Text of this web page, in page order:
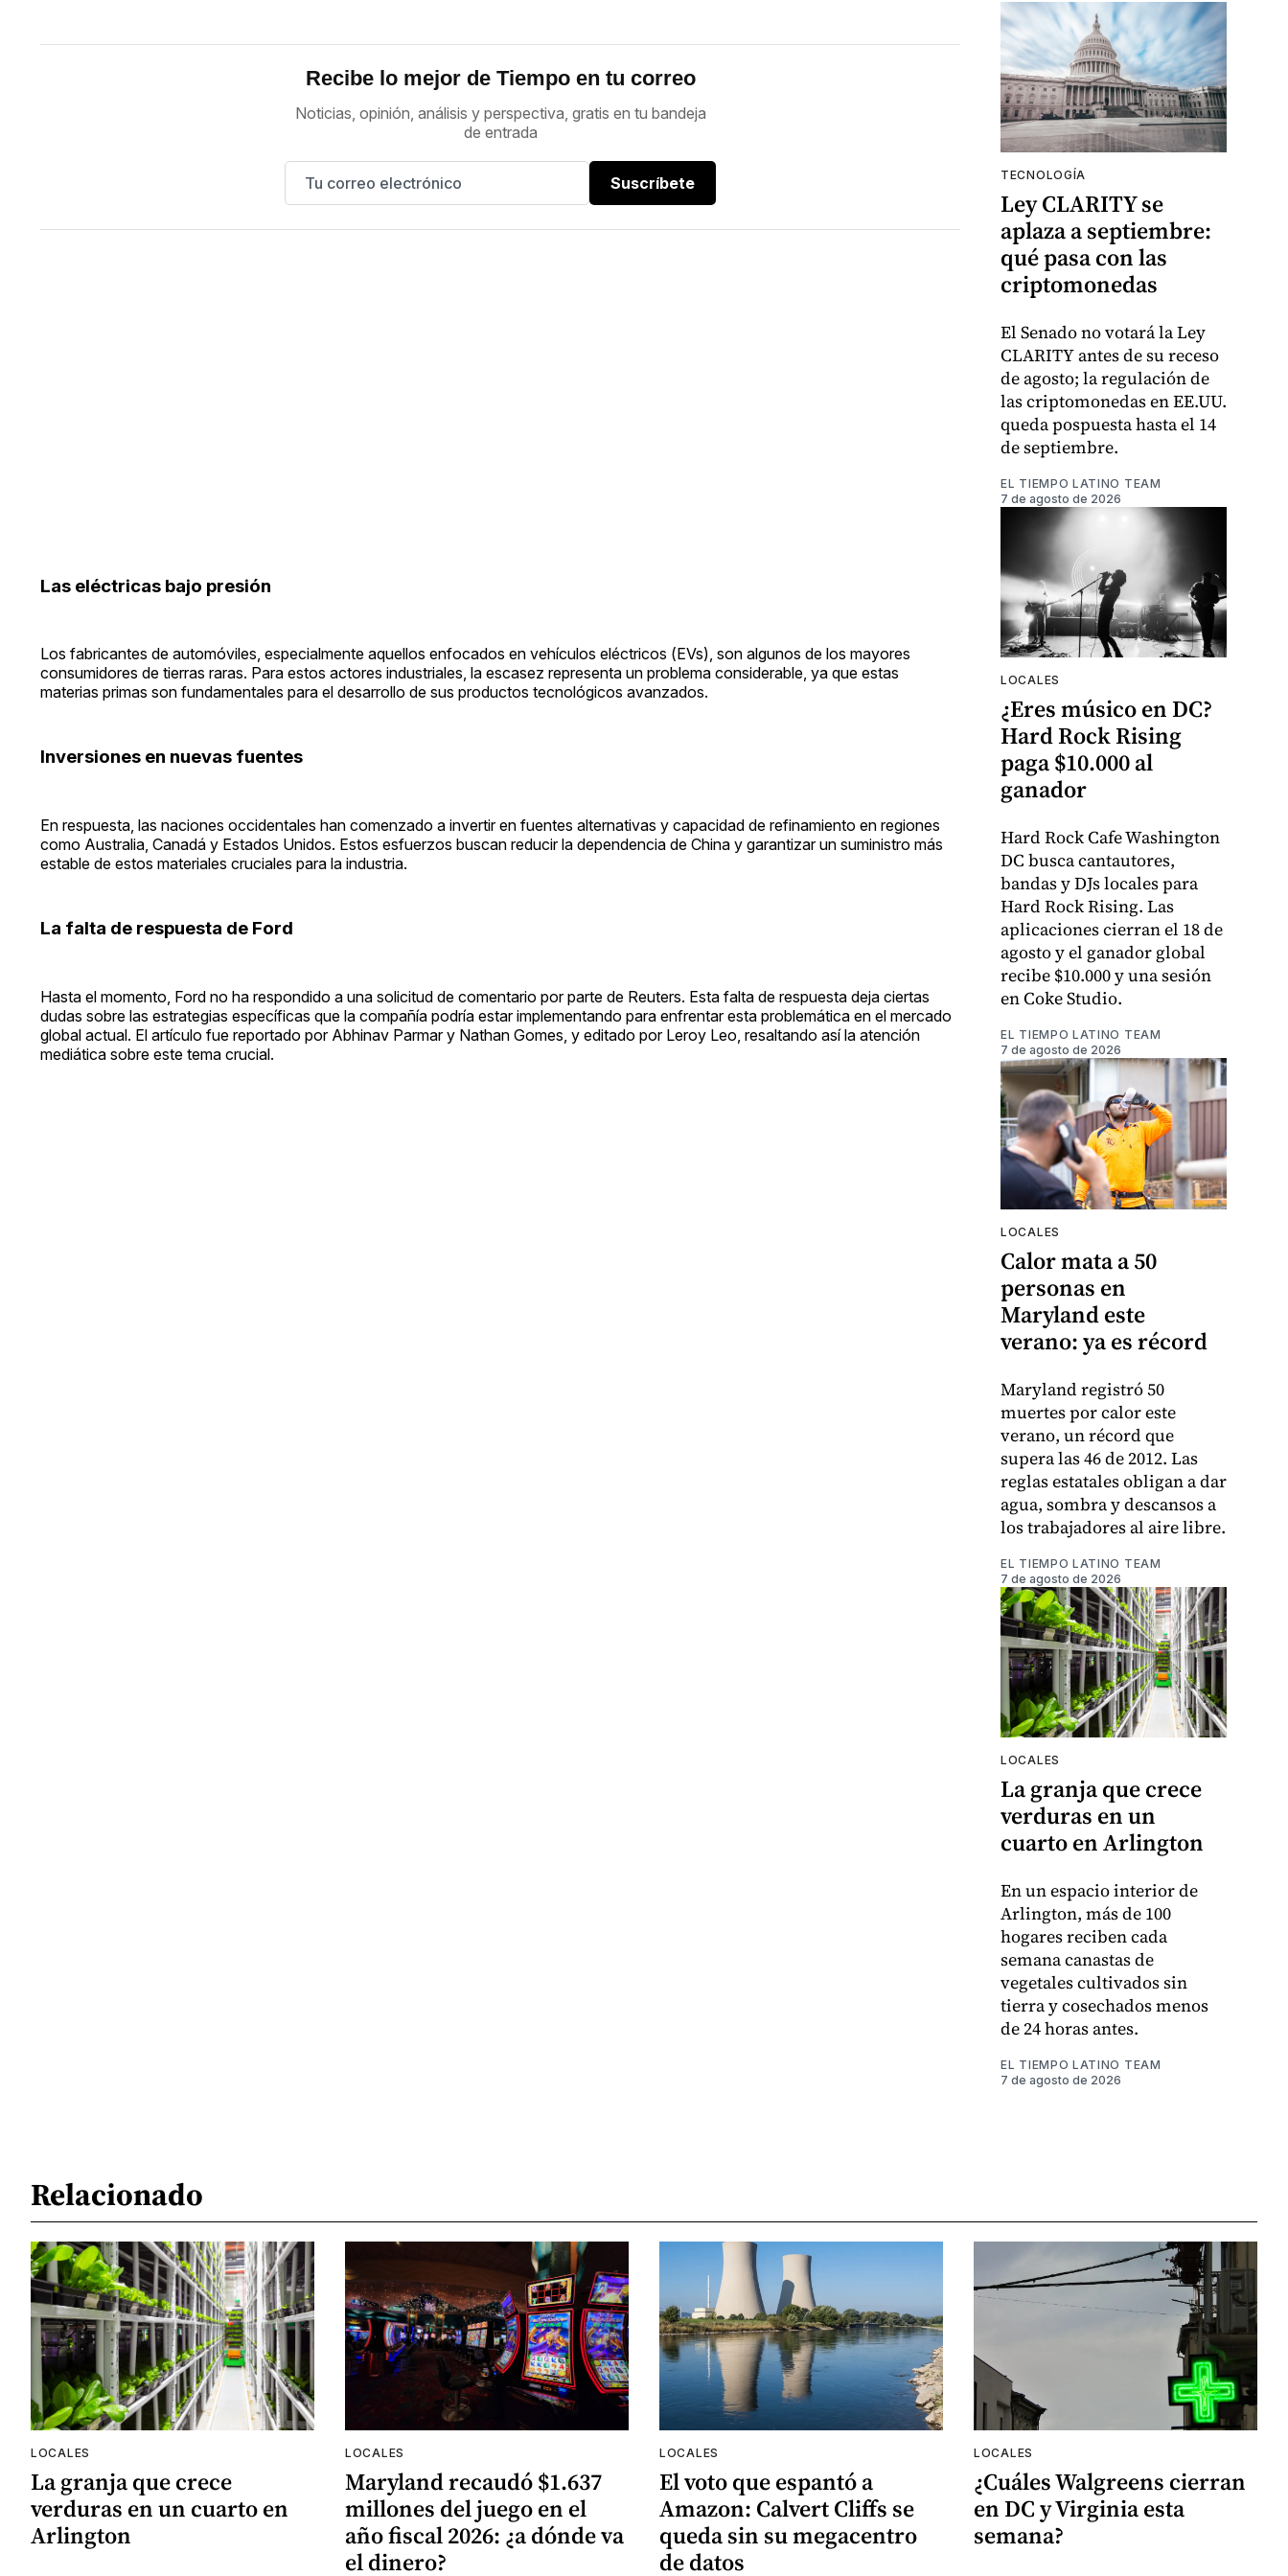
Recibe lo mejor de Tiempo en tu correo
Noticias, opinión, análisis y perspectiva, gratis en tu bandeja
de entrada
Suscríbete
Las eléctricas bajo presión
Los fabricantes de automóviles, especialmente aquellos enfocados en vehículos eléctricos (EVs), son algunos de los mayores
consumidores de tierras raras. Para estos actores industriales, la escasez representa un problema considerable, ya que estas
materias primas son fundamentales para el desarrollo de sus productos tecnológicos avanzados.
Inversiones en nuevas fuentes
En respuesta, las naciones occidentales han comenzado a invertir en fuentes alternativas y capacidad de refinamiento en regiones
como Australia, Canadá y Estados Unidos. Estos esfuerzos buscan reducir la dependencia de China y garantizar un suministro más
estable de estos materiales cruciales para la industria.
La falta de respuesta de Ford
Hasta el momento, Ford no ha respondido a una solicitud de comentario por parte de Reuters. Esta falta de respuesta deja ciertas
dudas sobre las estrategias específicas que la compañía podría estar implementando para enfrentar esta problemática en el mercado
global actual. El artículo fue reportado por Abhinav Parmar y Nathan Gomes, y editado por Leroy Leo, resaltando así la atención
mediática sobre este tema crucial.
TECNOLOGÍA
Ley CLARITY se
aplaza a septiembre:
qué pasa con las
criptomonedas
El Senado no votará la Ley
CLARITY antes de su receso
de agosto; la regulación de
las criptomonedas en EE.UU.
queda pospuesta hasta el 14
de septiembre.
EL TIEMPO LATINO TEAM
7 de agosto de 2026
LOCALES
¿Eres músico en DC?
Hard Rock Rising
paga $10.000 al
ganador
Hard Rock Cafe Washington
DC busca cantautores,
bandas y DJs locales para
Hard Rock Rising. Las
aplicaciones cierran el 18 de
agosto y el ganador global
recibe $10.000 y una sesión
en Coke Studio.
EL TIEMPO LATINO TEAM
7 de agosto de 2026
LOCALES
Calor mata a 50
personas en
Maryland este
verano: ya es récord
Maryland registró 50
muertes por calor este
verano, un récord que
supera las 46 de 2012. Las
reglas estatales obligan a dar
agua, sombra y descansos a
los trabajadores al aire libre.
EL TIEMPO LATINO TEAM
7 de agosto de 2026
LOCALES
La granja que crece
verduras en un
cuarto en Arlington
En un espacio interior de
Arlington, más de 100
hogares reciben cada
semana canastas de
vegetales cultivados sin
tierra y cosechados menos
de 24 horas antes.
EL TIEMPO LATINO TEAM
7 de agosto de 2026
Relacionado
LOCALES
La granja que crece
verduras en un cuarto en
Arlington
LOCALES
Maryland recaudó $1.637
millones del juego en el
año fiscal 2026: ¿a dónde va
el dinero?
LOCALES
El voto que espantó a
Amazon: Calvert Cliffs se
queda sin su megacentro
de datos
LOCALES
¿Cuáles Walgreens cierran
en DC y Virginia esta
semana?